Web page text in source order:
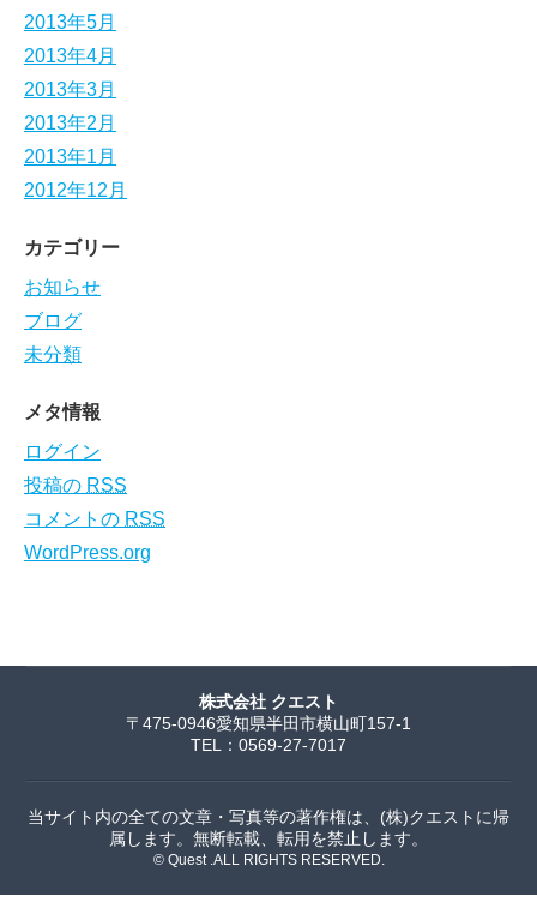
2013年5月
2013年4月
2013年3月
2013年2月
2013年1月
2012年12月
カテゴリー
お知らせ
ブログ
未分類
メタ情報
ログイン
投稿の RSS
コメントの RSS
WordPress.org
株式会社 クエスト
〒475-0946愛知県半田市横山町157-1
TEL：0569-27-7017
当サイト内の全ての文章・写真等の著作権は、(株)クエストに帰
属します。無断転載、転用を禁止します。
© Quest .ALL RIGHTS RESERVED.